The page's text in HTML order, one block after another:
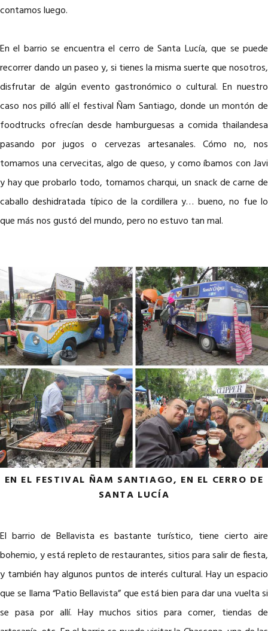
contamos luego.
En el barrio se encuentra el cerro de Santa Lucía, que se puede
recorrer dando un paseo y, si tienes la misma suerte que nosotros,
disfrutar de algún evento gastronómico o cultural. En nuestro
caso nos pilló allí el festival Ñam Santiago, donde un montón de
foodtrucks ofrecían desde hamburguesas a comida thailandesa
pasando por jugos o cervezas artesanales. Cómo no, nos
tomamos una cervecitas, algo de queso, y como íbamos con Javi
y hay que probarlo todo, tomamos charqui, un snack de carne de
caballo deshidratada típico de la cordillera y… bueno, no fue lo
que más nos gustó del mundo, pero no estuvo tan mal.
EN EL FESTIVAL ÑAM SANTIAGO, EN EL CERRO DE
SANTA LUCÍA
El barrio de Bellavista es bastante turístico, tiene cierto aire
bohemio, y está repleto de restaurantes, sitios para salir de fiesta,
y también hay algunos puntos de interés cultural. Hay un espacio
que se llama “Patio Bellavista” que está bien para dar una vuelta si
se pasa por allí. Hay muchos sitios para comer, tiendas de